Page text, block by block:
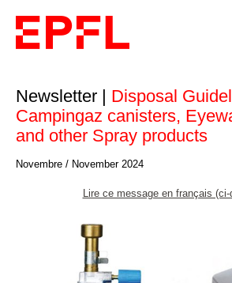
Newsletter | Disposal
Campingaz canisters,
and other Spray products
Novembre / November 2024
Lire ce message en français